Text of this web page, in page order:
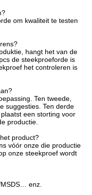
om kwaliteit te testen
hangt het van de
de steekproeforde is
het controleren is
Ten tweede,
suggesties. Ten derde
een storting voor
productie.
product?
vóór onze die productie
onze steekproef wordt
enz.